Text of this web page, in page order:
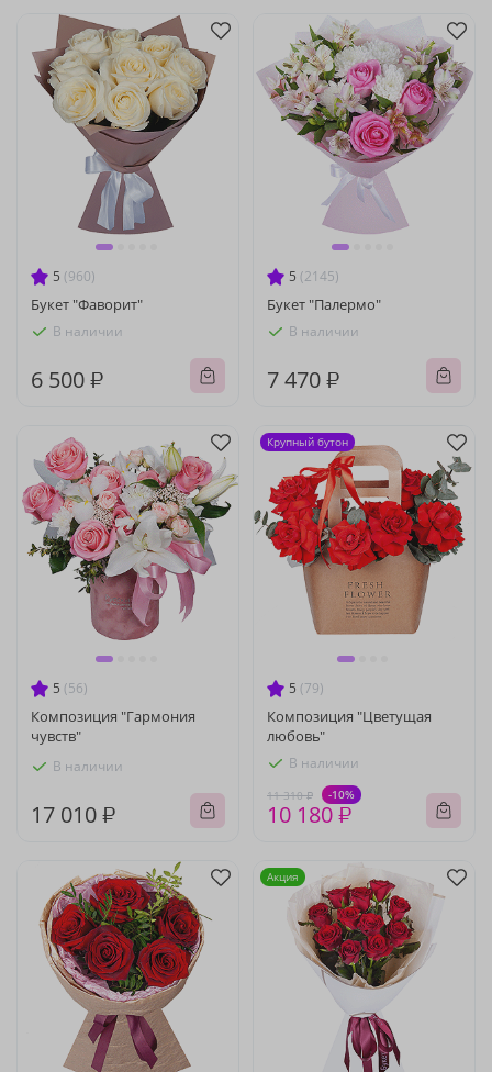
5 (960)
Букет "Фаворит"
В наличии
6 500 ₽
5 (2145)
Букет "Палермо"
В наличии
7 470 ₽
5 (56)
Композиция "Гармония
чувств"
В наличии
17 010 ₽
5 (79)
Композиция "Цветущая
любовь"
В наличии
11 310 ₽ -10%
10 180 ₽
Крупный бутон
Акция